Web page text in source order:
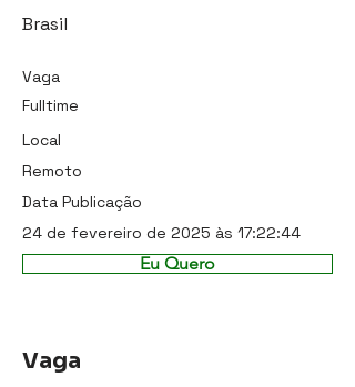
Brasil
Vaga
Fulltime
Local
Remoto
Data Publicação
24 de fevereiro de 2025 às 17:22:44
Eu Quero
Vaga